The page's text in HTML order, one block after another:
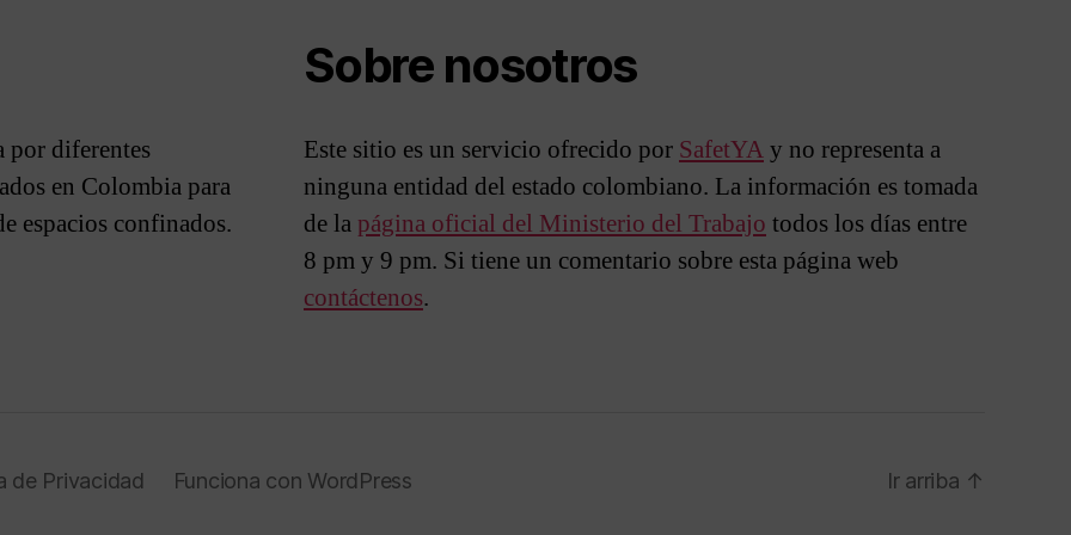
por diferentes
en Colombia para
espacios confinados.
Sobre nosotros
Este sitio es un servicio ofrecido por SafetYAy no representa a
ninguna entidad del estado colombiano. La información es tomada
de la página oficial del Ministerio del Trabajo todos los días entre
8 pm y 9 pm. Si tiene un comentario sobre esta página web
contáctenos.
de Privacidad Funciona con WordPress Ir arriba ↑